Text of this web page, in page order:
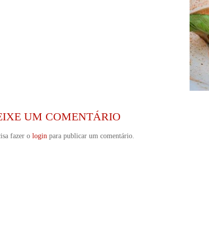
UM COMENTÁRIO
fazer o login para publicar um comentário.